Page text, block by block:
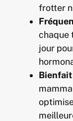
frotter
chaque
jour